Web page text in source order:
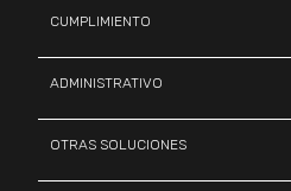
CUMPLIMIENTO
ADMINISTRATIVO
OTRAS SOLUCIONES